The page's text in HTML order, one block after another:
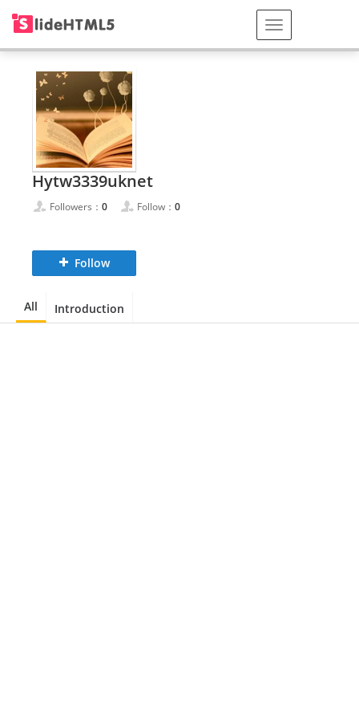
Hytw3339uknet
Followers： 0 Follow： 0
Follow
All Introduction